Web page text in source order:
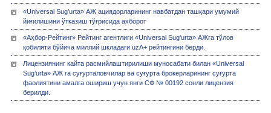
«Universal Sug’urta» АЖ ациядорларининг навбатдан ташқари умумий
йиғилишини ўтказиш тўғрисида ахборот
«Аҳбор-Рейтинг» Рейтинг агентлиги «Universal Sug’urta» АЖга тўлов
қобиляти бўйича миллий шкладаги uzA+ рейтингини берди.
Лицензиянинг кайта расмийлаштирилиши муносабати билан «Univеrsal
Sug’urta» АЖ га суғурталовчилар ва суғурта брокерларининг суғурта
фаолиятини амалга ошириш учун янги СФ № 00192 сонли лицензия
берилди.